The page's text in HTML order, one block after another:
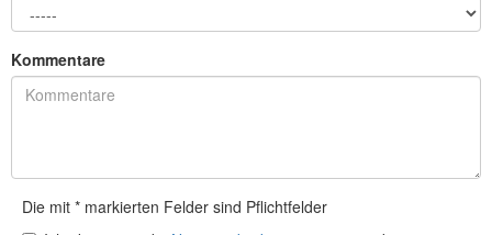
Kommentare
Die mit * markierten Felder sind Pflichtfelder